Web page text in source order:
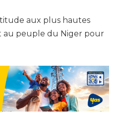
aux plus hautes
au peuple du Niger pour